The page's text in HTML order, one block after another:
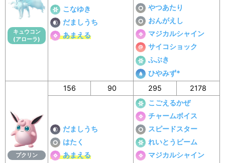
キュウコン
(アローラ)
こなゆき
だましうち
あまえる
やつあたり
おんがえし
マジカルシャイン
サイコショック
ふぶき
ひやみず*
プクリン
156 90 295 2178
だましうち
はたく
あまえる
こごえるかぜ
チャームボイス
スピードスター
れいとうビーム
マジカルシャイン